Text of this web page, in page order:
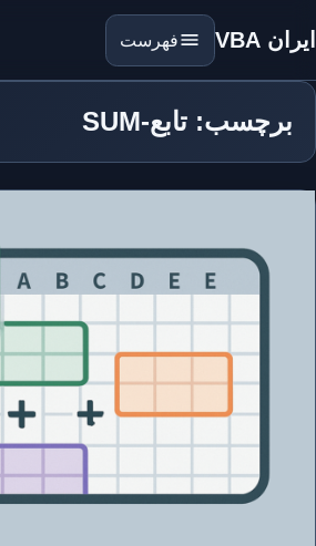
ایران VBA فهرست
برچسب: تابع-SUM